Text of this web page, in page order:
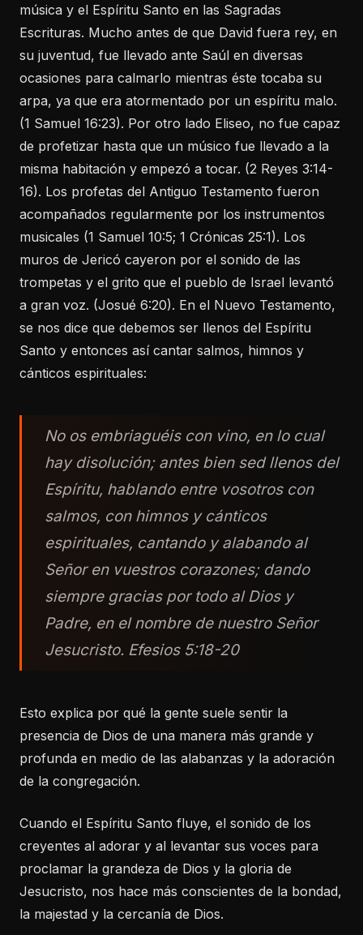
música y el Espíritu Santo en las Sagradas
Escrituras. Mucho antes de que David fuera rey, en
su juventud, fue llevado ante Saúl en diversas
ocasiones para calmarlo mientras éste tocaba su
arpa, ya que era atormentado por un espíritu malo.
(1 Samuel 16:23). Por otro lado Eliseo, no fue capaz
de profetizar hasta que un músico fue llevado a la
misma habitación y empezó a tocar. (2 Reyes 3:14-
16). Los profetas del Antiguo Testamento fueron
acompañados regularmente por los instrumentos
musicales (1 Samuel 10:5; 1 Crónicas 25:1). Los
muros de Jericó cayeron por el sonido de las
trompetas y el grito que el pueblo de Israel levantó
a gran voz. (Josué 6:20). En el Nuevo Testamento,
se nos dice que debemos ser llenos del Espíritu
Santo y entonces así cantar salmos, himnos y
cánticos espirituales:
No os embriaguéis con vino, en lo cual
hay disolución; antes bien sed llenos del
Espíritu, hablando entre vosotros con
salmos, con himnos y cánticos
espirituales, cantando y alabando al
Señor en vuestros corazones; dando
siempre gracias por todo al Dios y
Padre, en el nombre de nuestro Señor
Jesucristo. Efesios 5:18-20
Esto explica por qué la gente suele sentir la
presencia de Dios de una manera más grande y
profunda en medio de las alabanzas y la adoración
de la congregación.
Cuando el Espíritu Santo fluye, el sonido de los
creyentes al adorar y al levantar sus voces para
proclamar la grandeza de Dios y la gloria de
Jesucristo, nos hace más conscientes de la bondad,
la majestad y la cercanía de Dios.